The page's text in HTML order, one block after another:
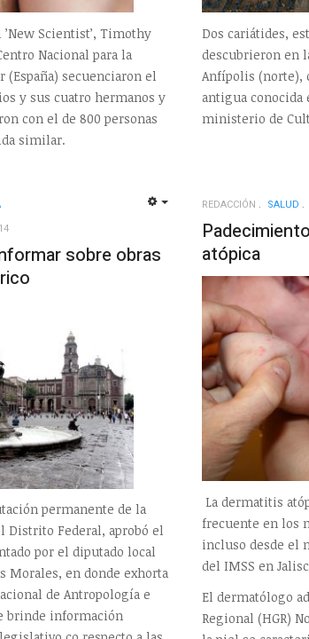
Scientist’, Timothy
Nacional para la
(España) secuenciaron el
y sus cuatro hermanos y
con el de 800 personas
similar.
Dos cariátides,
descubrieron en
Anfípolis (norte),
antigua
ministerio de
sobre obras
permanente de la
Distrito Federal, aprobó el
por el diputado local
Morales, en donde exhorta
de Antropología e
brinde información
REDACCIÓN SALUD
atópica
La dermatitis
frecuente en los
incluso desde el
del IMSS en
El dermatólogo
Regional (HGR)